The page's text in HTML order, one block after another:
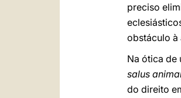
preciso
obstáculo à
Na ótica de
salus
do direito